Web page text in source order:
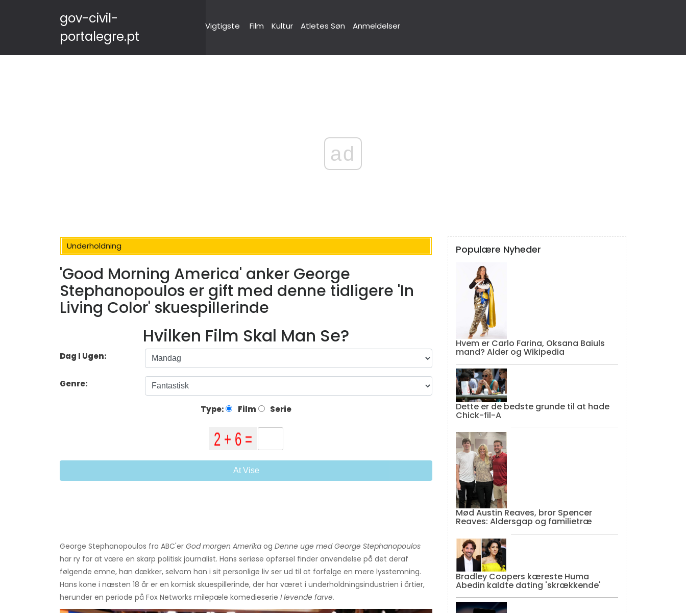
gov-civil-
portalegre.pt
Vigtigste Film Kultur Atletes Søn Anmeldelser
ad
Underholdning
'Good Morning America' anker George
Stephanopoulos er gift med denne tidligere 'In
Living Color' skuespillerinde
Hvilken Film Skal Man Se?
Dag I Ugen:
Genre:
Type: Film Serie
At Vise
George Stephanopoulos fra ABC'er God morgen Amerika og Denne uge med George Stephanopoulos
har ry for at være en skarp politisk journalist. Hans seriøse opførsel finder anvendelse på det deraf
følgende emne, han dækker, selvom han i sit personlige liv ser ud til at forfølge en mere lysstemning.
Hans kone i næsten 18 år er en komisk skuespillerinde, der har været i underholdningsindustrien i årtier,
herunder en periode på Fox Networks milepæle komedieserie I levende farve.
Populære Nyheder
Hvem er Carlo Farina, Oksana Baiuls
mand? Alder og Wikipedia
Dette er de bedste grunde til at hade
Chick-fil-A
Mød Austin Reaves, bror Spencer
Reaves: Aldersgap og familietræ
Bradley Coopers kæreste Huma
Abedin kaldte dating 'skrækkende'